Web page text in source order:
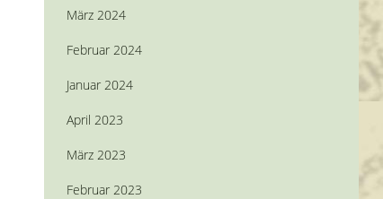
März 2024
Februar 2024
Januar 2024
April 2023
März 2023
Februar 2023